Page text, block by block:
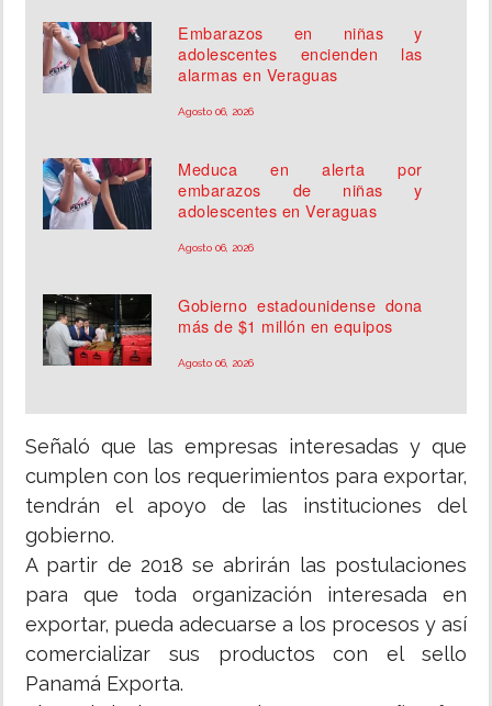
Embarazos en niñas y
adolescentes encienden las
alarmas en Veraguas
Agosto 06, 2026
Meduca en alerta por
embarazos de niñas y
adolescentes en Veraguas
Agosto 06, 2026
Gobierno estadounidense dona
más de $1 millón en equipos
Agosto 06, 2026
Señaló que las empresas interesadas y que
cumplen con los requerimientos para exportar,
tendrán el apoyo de las instituciones del
gobierno.
A partir de 2018 se abrirán las postulaciones
para que toda organización interesada en
exportar, pueda adecuarse a los procesos y así
comercializar sus productos con el sello
Panamá Exporta.